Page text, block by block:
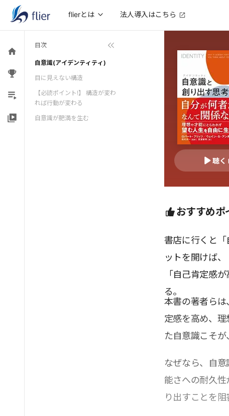
flierとは 法人導入はこちら
目次
自意識(アイデンティティ)
目に見えない構造
【必読ポイント!】 構造が変わ
れば行動が変わる
自意識が肥満を生む
聴く
おすすめポ
書店に行くと
ットを開けば
「自己肯定感
る。
本書の著者ら
定感を高め、
た自意識こそが
なぜなら、自
能さへの耐久性
り出すことを阻